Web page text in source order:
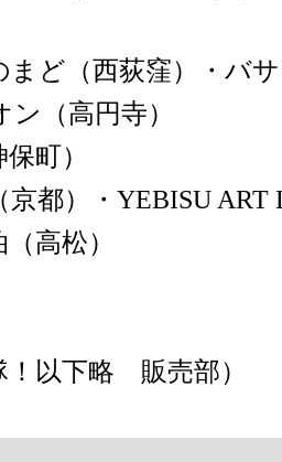
まど（西荻窪）・バ
（高円寺）
町）
京都）・YEBISU ART
高松）
！以下略 販売部）